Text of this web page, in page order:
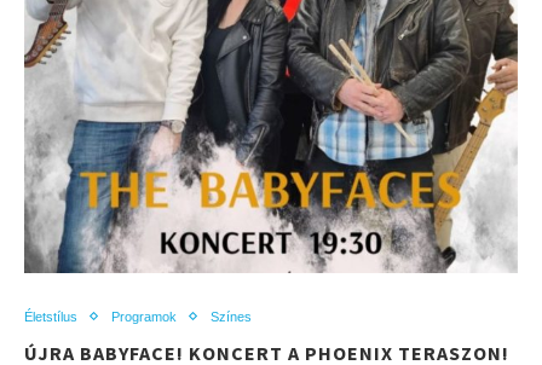
Életstílus Programok Színes
ÚJRA BABYFACE! KONCERT A PHOENIX TERASZON!